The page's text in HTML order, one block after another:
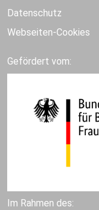
Datenschutz
Webseiten-Cookies
Gefördert vom:
Im Rahmen des: